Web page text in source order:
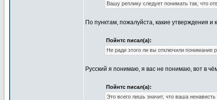
Вашу реплику следует понимать так, что
По пунктам, пожалуйста, какие утверждения
Пойнтс писал(а):
Не ради этого ли вы отключили понимание
Русский я понимаю, я вас не понимаю, вот в
Пойнтс писал(а):
Это всего лишь значит, что ваша